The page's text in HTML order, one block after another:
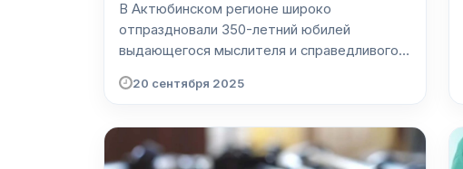
В Актюбинском регионе широко
отпраздновали 350-летний юбилей
выдающегося мыслителя и справедливого
20 сентября 2025